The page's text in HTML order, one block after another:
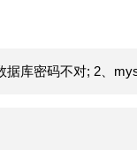
库密码不对; 2、